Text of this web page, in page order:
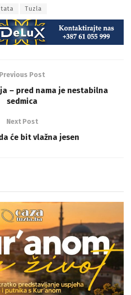
tata Tuzla
Previous Post
– pred nama je nestabilna
sedmica
Next Post
će bit vlažna jesen